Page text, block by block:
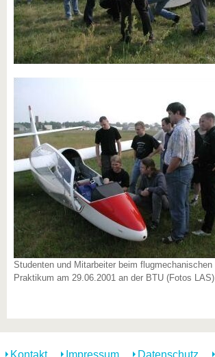
Studenten und Mitarbeiter beim flugmechanischen
Praktikum am 29.06.2001 an der BTU (Fotos LAS)
Kontakt Impressum Datenschutz